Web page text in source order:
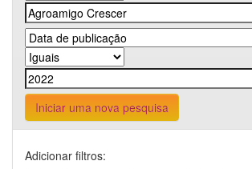
Iniciar uma nova pesquisa
Adicionar filtros: